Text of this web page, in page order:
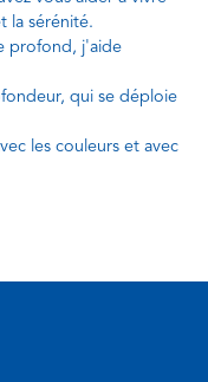
la sérénité.
profond, j'aide
qui se déploie
les couleurs et avec